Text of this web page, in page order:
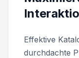
Effektive
durchdachte